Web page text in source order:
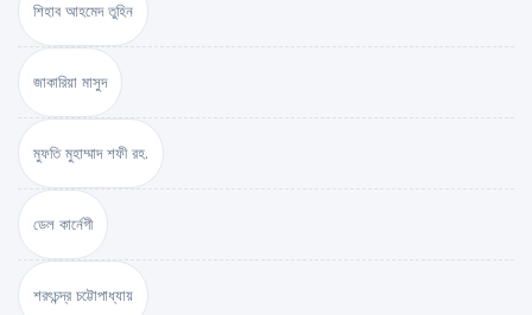
শিহাব আহমেদ তুহিন
জাকারিয়া মাসুদ
মুফতি মুহাম্মাদ শফী রহ.
ডেল কার্নেগী
শরৎচন্দ্র চট্টোপাধ্যায়